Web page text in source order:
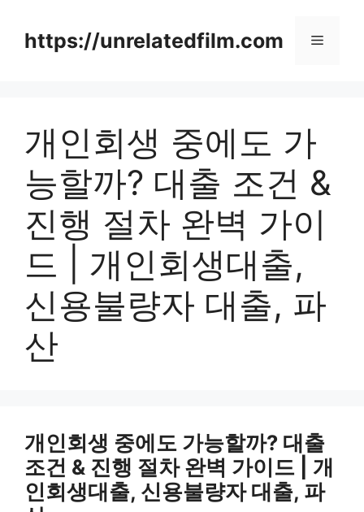
contenthttps://unrelatedfilm.com Menu
개인회생 중에도 가
능할까? 대출 조건 &
진행 절차 완벽 가이
드 | 개인회생대출,
신용불량자 대출, 파
산
개인회생 중에도 가능할까? 대출
조건 & 진행 절차 완벽 가이드 | 개
인회생대출, 신용불량자 대출, 파